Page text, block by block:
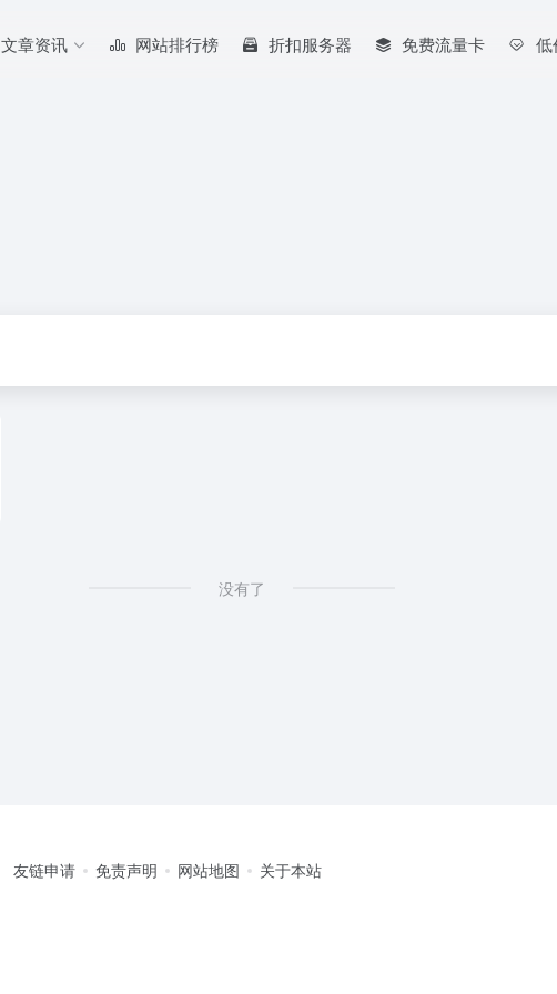
文章资讯 网站排行榜 折扣服务器 免费流量卡 低
没有了
友链申请 免责声明 网站地图 关于本站